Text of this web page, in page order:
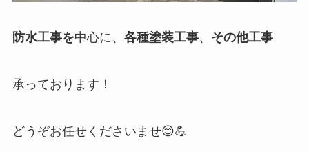
防水工事を中心に、 各種塗装工事、 その他工事
承っております！
どうぞお任せくださいませ😊💪